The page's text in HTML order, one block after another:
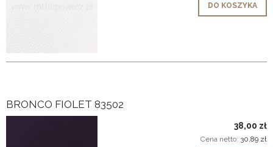
DO KOSZYKA
BRONCO FIOLET 83502
38,00 zł
Cena netto: 30,89 zł